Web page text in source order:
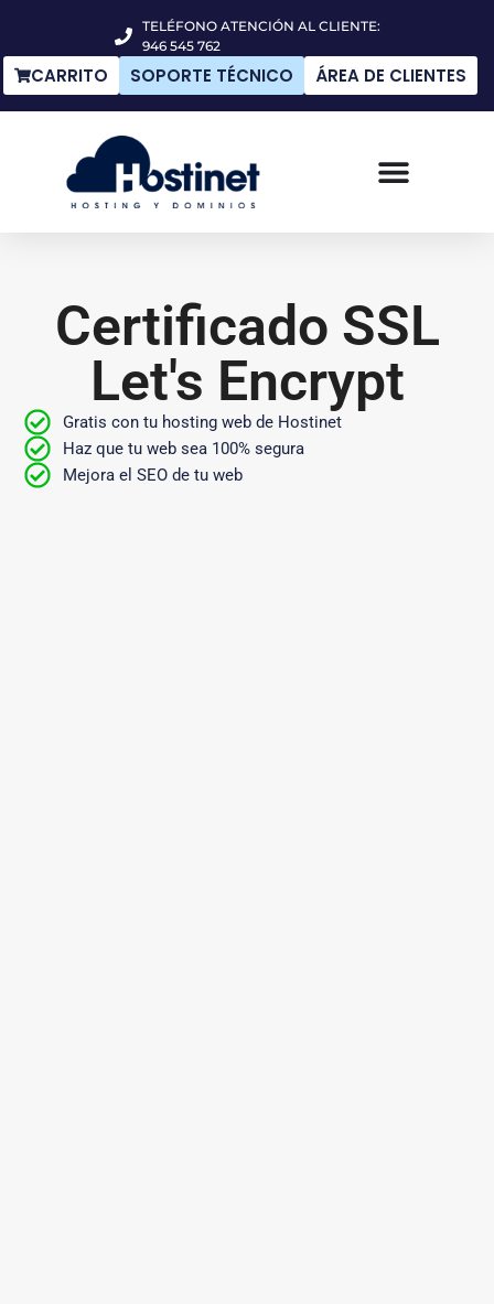
TELÉFONO ATENCIÓN AL CLIENTE:
946 545 762
ÁREA DE CLIENTES
SOPORTE TÉCNICO
CARRITO
Certificado SSL
Let's Encrypt
Gratis con tu hosting web de Hostinet
Haz que tu web sea 100% segura
Mejora el SEO de tu web